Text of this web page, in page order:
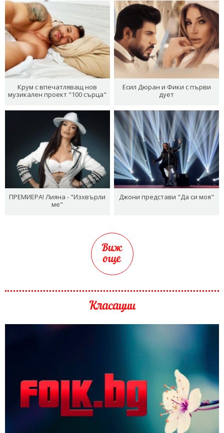
Крум с впечатляващ нов
музикален проект "100 сърца"
Есил Дюран и Фики с първи
дует
ПРЕМИЕРА! Лияна - "Изхвърли
ме"
Джони представи "Да си моя"
Виж
още
Класации